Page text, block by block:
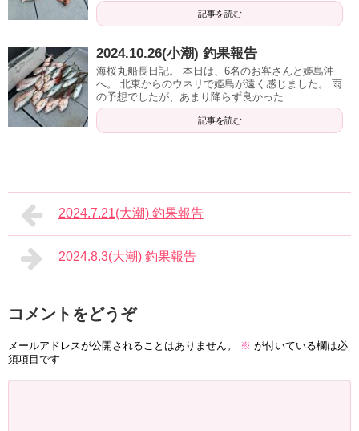
記事を読む
2024.10.26(小潮) 釣果報告
海桜丸船長日記。 本日は、6名のお客さんと姫島沖
へ。 北東からのウネリで姫島が遠く感じました。 雨
の予想でしたが、あまり降らず良かった...
記事を読む
2024.7.21(大潮) 釣果報告
2024.8.3(大潮) 釣果報告
コメントをどうぞ
メールアドレスが公開されることはありません。 ※ が付いている欄は必
須項目です